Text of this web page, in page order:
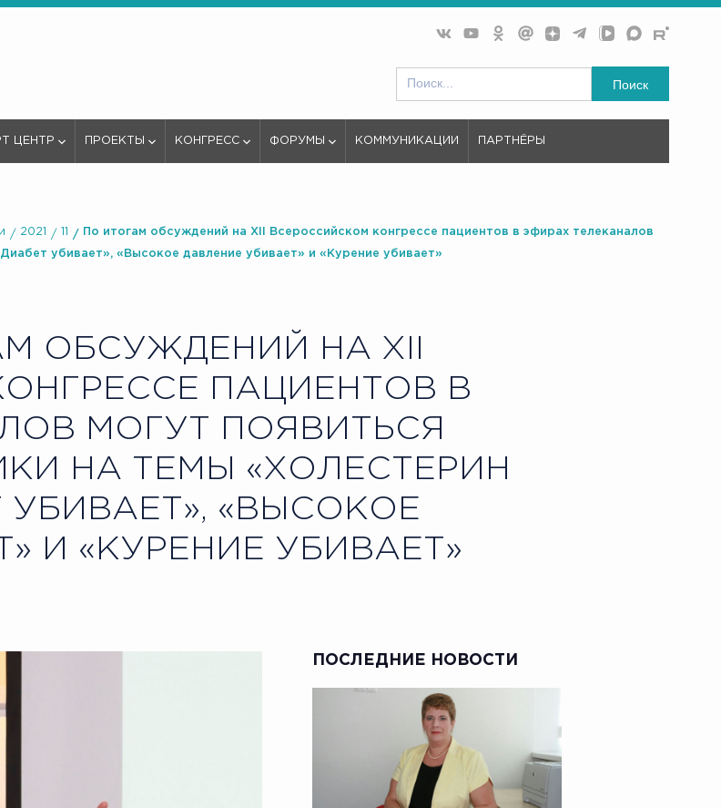
Поиск
ЦЕНТР ПРОЕКТЫ КОНГРЕСС ФОРУМЫ КОММУНИКАЦИИ ПАРТНЁРЫ
2021 11 По итогам обсуждений на XII Всероссийском конгрессе пациентов в эфирах телеканалов
убивает», «Высокое давление убивает» и «Курение убивает»
ОБСУЖДЕНИЙ НА XII
ПАЦИЕНТОВ В
МОГУТ ПОЯВИТЬСЯ
НА ТЕМЫ «ХОЛЕСТЕРИН
УБИВАЕТ», «ВЫСОКОЕ
И «КУРЕНИЕ УБИВАЕТ»
ПОСЛЕДНИЕ НОВОСТИ